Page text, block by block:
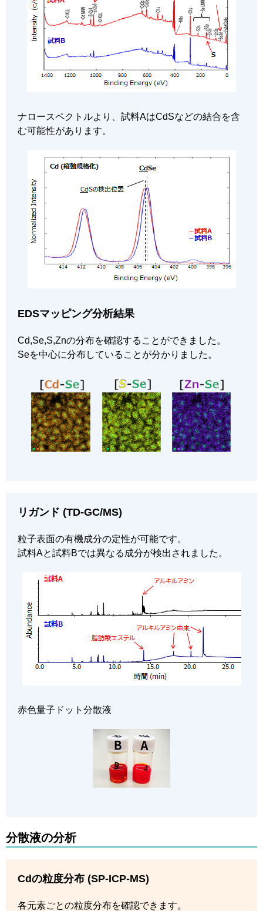
ナロースペクトルより、試料AはCdSなどの結合を含
む可能性があります。
EDSマッピング分析結果
Cd,Se,S,Znの分布を確認することができました。
Seを中心に分布していることが分かりました。
リガンド (TD-GC/MS)
粒子表面の有機成分の定性が可能です。
試料Aと試料Bでは異なる成分が検出されました。
赤色量子ドット分散液
分散液の分析
Cdの粒度分布 (SP-ICP-MS)
各元素ごとの粒度分布を確認できます。